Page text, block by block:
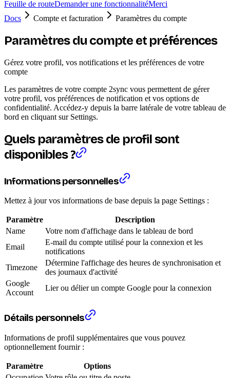
Feuille de routeDemander une fonctionnalitéMerci
Docs
Compte et facturation Paramètres du compte
Paramètres du compte et préférences
Gérez votre profil, vos notifications et les préférences de votre
compte
Les paramètres de votre compte 2sync vous permettent de gérer
votre profil, vos préférences de notification et vos options de
confidentialité. Accédez-y depuis la barre latérale de votre tableau de
bord en cliquant sur Settings.
Quels paramètres de profil sont
disponibles ?
Informations personnelles
Mettez à jour vos informations de base depuis la page Settings :
Paramètre
Description
Name
Votre nom d'affichage dans le tableau de bord
Email
E-mail du compte utilisé pour la connexion et les
notifications
Timezone
Détermine l'affichage des heures de synchronisation et
des journaux d'activité
Google
Account
Lier ou délier un compte Google pour la connexion
Détails personnels
Informations de profil supplémentaires que vous pouvez
optionnellement fournir :
Paramètre
Options